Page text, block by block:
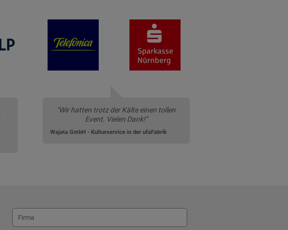
"Wir hatten trotz der Kälte einen tollen
Event. Vielen Dank!"
Wajata GmbH - Kulturservice in der ufaFabrik